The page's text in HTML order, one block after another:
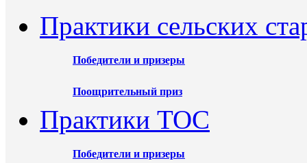
Практики сельских
Победители и призеры
Поощрительный приз
Практики ТОС
Победители и призеры